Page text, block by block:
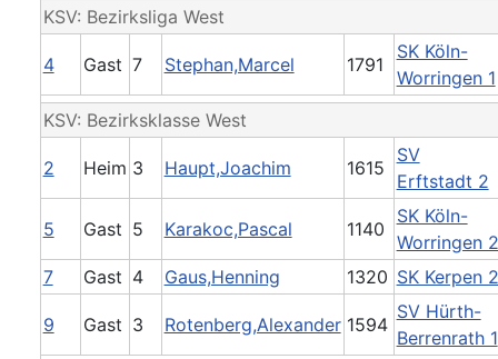
KSV: Bezirksliga West
4 Gast 7 Stephan,Marcel 1791
SK Köln-
Worringen 1
KSV: Bezirksklasse West
2 Heim 3 Haupt,Joachim 1615
SV
Erftstadt 2
5 Gast 5 Karakoc,Pascal 1140
SK Köln-
Worringen 2
7
Gast 4 Gaus,Henning 1320 SK Kerpen 2
9 Gast 3 Rotenberg,Alexander 1594
SV Hürth-
Berrenrath 1